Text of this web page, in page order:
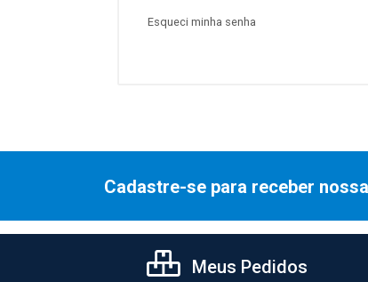
Esqueci minha senha
Cadastre-se para receber
Meus Pedidos